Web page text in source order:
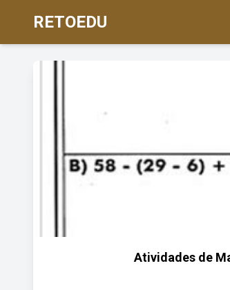
RETOEDU
Atividades de